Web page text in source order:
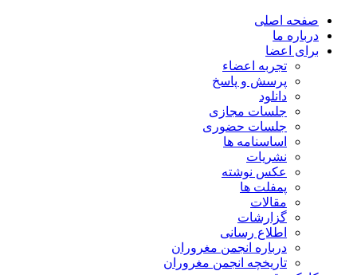
صفحه اصلی
درباره ما
برای اعضا
تجربه اعضاء
پرسش و پاسخ
دانلود
جلسات مجازی
جلسات حضوری
اساسنامه ها
نشریات
عکس نوشته
پمفلت ها
مقالات
گزارشات
اطلاع رسانی
درباره انجمن مغروران
تاریخچه انجمن مغروران